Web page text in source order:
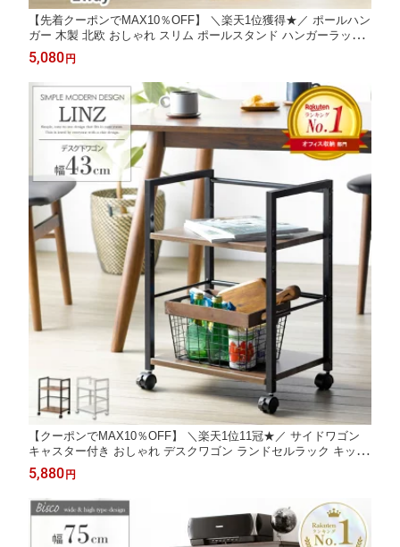
【先着クーポンでMAX10％OFF】 ＼楽天1位獲得★／ ポールハン
ガー 木製 北欧 おしゃれ スリム ポールスタンド ハンガーラック
コートハンガー コンパクト 帽子掛け かばん掛け 白 天然木 洋服
掛け キッズ 子供 収納 かわいい ナチュラル ホワイト iw-100 最強
配送 Works
5,080 円
【クーポンでMAX10％OFF】 ＼楽天1位11冠★／ サイドワゴン
キャスター付き おしゃれ デスクワゴン ランドセルラック キッチ
ンワゴン スリム 北欧 2段 デスク下ワゴン サイドテーブル デスク
下 収納 ラック ランドセル置き 幅45cm 奥行30 高さ60cm ブラウ
ン ホワイト Works
5,880 円